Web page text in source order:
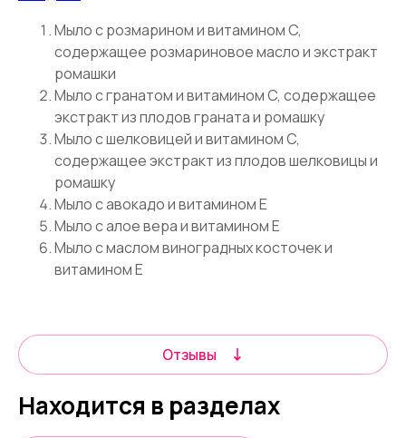
Мыло с розмарином и витамином C,
содержащее розмариновое масло и экстракт
ромашки
Мыло с гранатом и витамином C, содержащее
экстракт из плодов граната и ромашку
Мыло с шелковицей и витамином C,
содержащее экстракт из плодов шелковицы и
ромашку
Мыло с авокадо и витамином Е
Мыло с алое вера и витамином Е
Мыло с маслом виноградных косточек и
витамином Е
Отзывы
Находится в разделах